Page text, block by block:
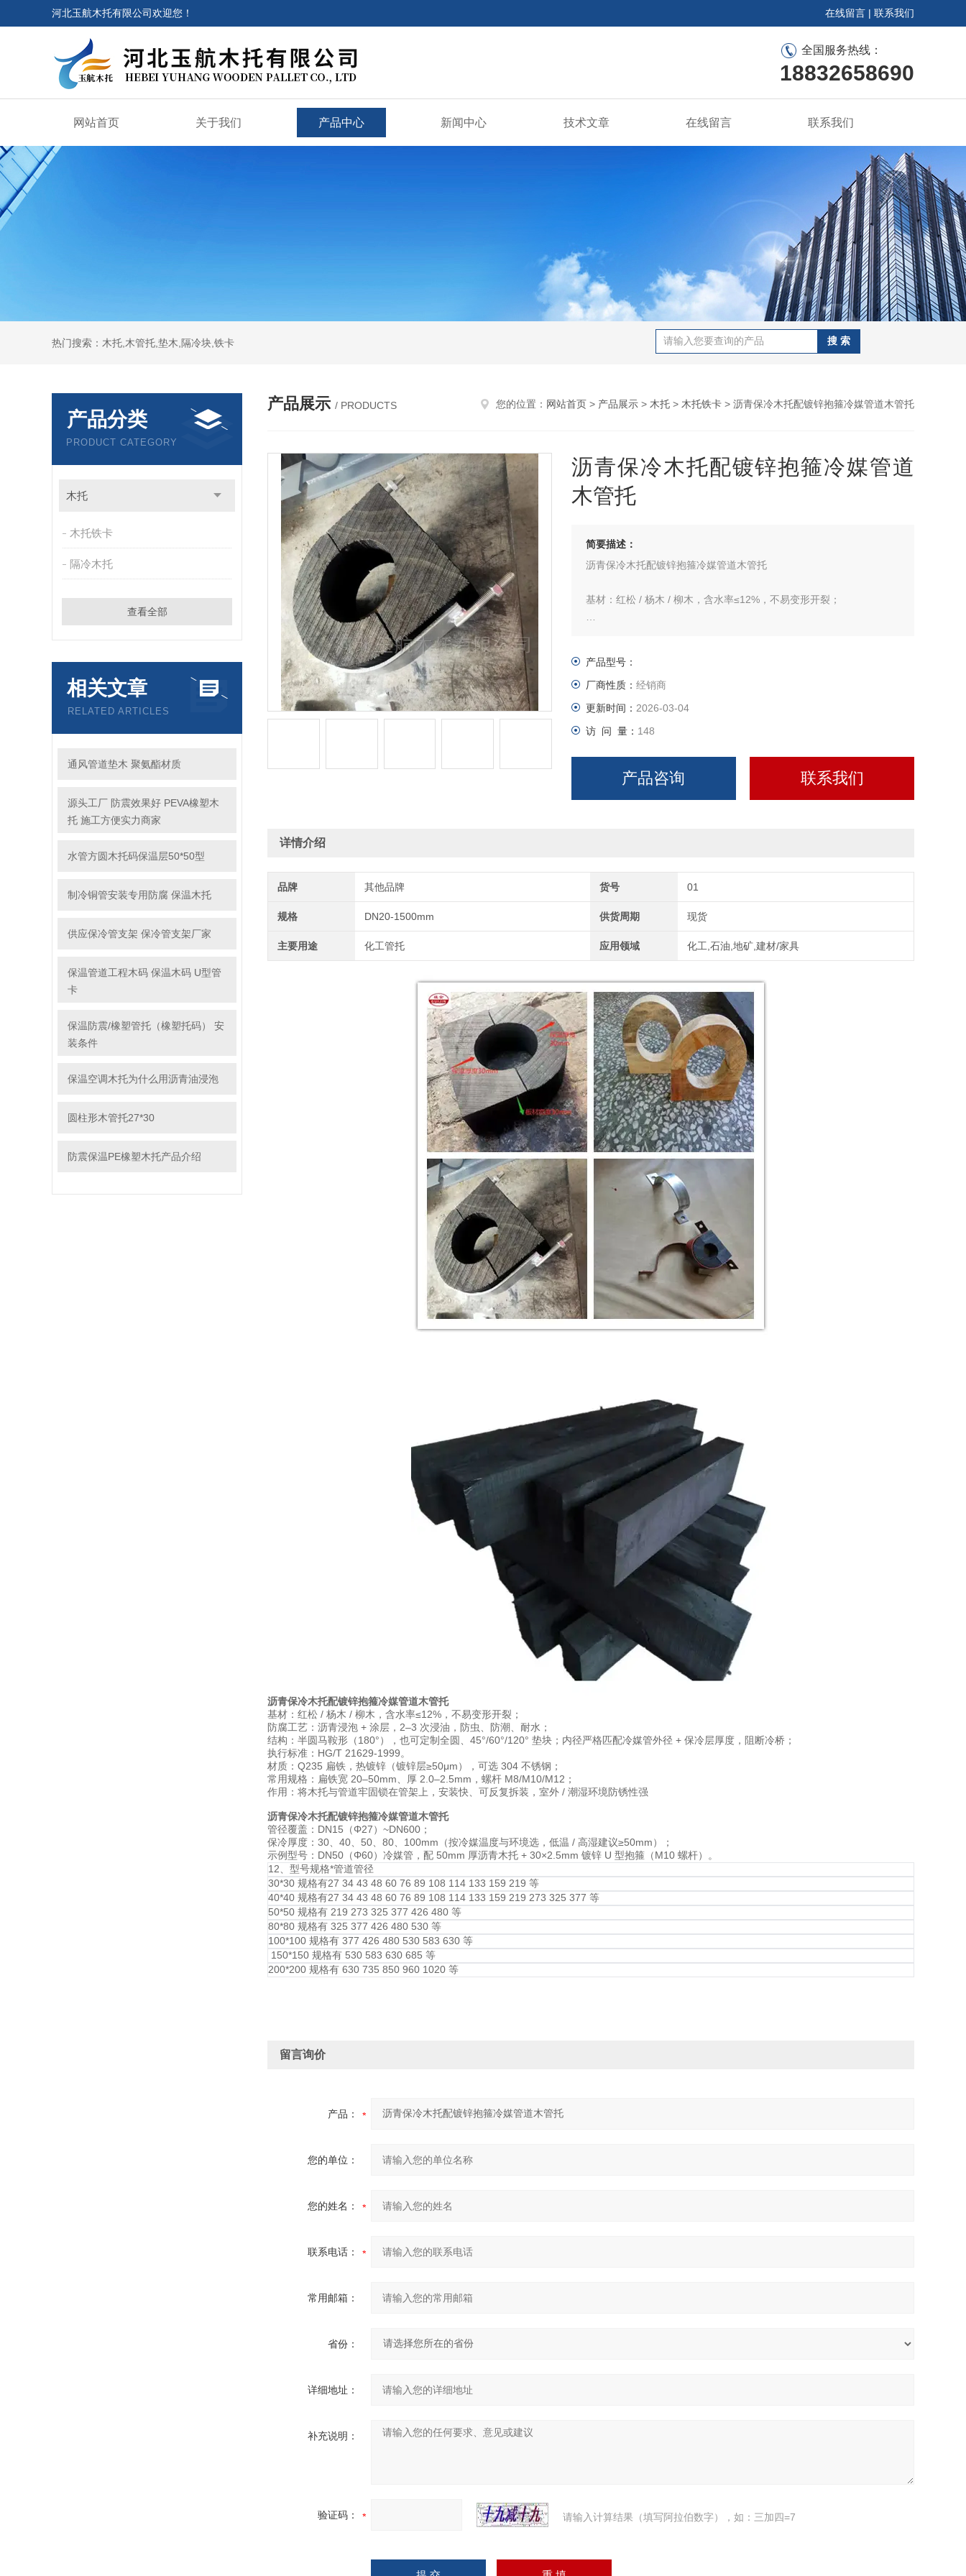
河北玉航木托有限公司欢迎您！ 在线留言 | 联系我们
全国服务热线：
18832658690
网站首页 关于我们 产品中心 新闻中心 技术文章 在线留言 联系我们
热门搜索：木托,木管托,垫木,隔冷块,铁卡
产品分类
PRODUCT CATEGORY
木托
木托铁卡
隔冷木托
查看全部
相关文章
RELATED ARTICLES
通风管道垫木 聚氨酯材质
源头工厂 防震效果好 PEVA橡塑木
托 施工方便实力商家
水管方圆木托码保温层50*50型
制冷铜管安装专用防腐 保温木托
供应保冷管支架 保冷管支架厂家
保温管道工程木码 保温木码 U型管
卡
保温防震/橡塑管托（橡塑托码） 安
装条件
保温空调木托为什么用沥青油浸泡
圆柱形木管托27*30
防震保温PE橡塑木托产品介绍
产品展示 / PRODUCTS 您的位置： 网站首页 > 产品展示 > 木托 > 木托铁卡 > 沥青保冷木托配镀锌抱箍冷媒管道木管托
沥青保冷木托配镀锌抱箍冷媒管道
木管托
简要描述：
沥青保冷木托配镀锌抱箍冷媒管道木管托
基材：红松 / 杨木 / 柳木，含水率≤12%，不易变形开裂；
结构：半圆马鞍形（180°），也可定制全圆、45°/60°/120° 垫块；内
径严格匹配冷媒管外径 + 保冷层厚度，阻断冷桥；
材质：Q235 扁铁，热镀锌（镀锌层≥50μm），
产品型号：
厂商性质： 经销商
更新时间： 2026-03-04
访 问 量： 148
产品咨询 联系我们
详情介绍
品牌 其他品牌 货号 01
规格 DN20-1500mm 供货周期 现货
主要用途 化工管托 应用领域 化工,石油,地矿,建材/家具
沥青保冷木托配镀锌抱箍冷媒管道木管托
基材：红松 / 杨木 / 柳木，含水率≤12%，不易变形开裂；
防腐工艺：沥青浸泡 + 涂层，2–3 次浸油，防虫、防潮、耐水；
结构：半圆马鞍形（180°），也可定制全圆、45°/60°/120° 垫块；内径严格匹配冷媒管外径 + 保冷层厚度，阻断冷桥；
执行标准：HG/T 21629-1999。
材质：Q235 扁铁，热镀锌（镀锌层≥50μm），可选 304 不锈钢；
常用规格：扁铁宽 20–50mm、厚 2.0–2.5mm，螺杆 M8/M10/M12；
作用：将木托与管道牢固锁在管架上，安装快、可反复拆装，室外 / 潮湿环境防锈性强
沥青保冷木托配镀锌抱箍冷媒管道木管托
管径覆盖：DN15（Φ27）~DN600；
保冷厚度：30、40、50、80、100mm（按冷媒温度与环境选，低温 / 高湿建议≥50mm）；
示例型号：DN50（Φ60）冷媒管，配 50mm 厚沥青木托 + 30×2.5mm 镀锌 U 型抱箍（M10 螺杆）。
12、型号规格*管道管径
30*30 规格有27 34 43 48 60 76 89 108 114 133 159 219 等
40*40 规格有27 34 43 48 60 76 89 108 114 133 159 219 273 325 377 等
50*50 规格有 219 273 325 377 426 480 等
80*80 规格有 325 377 426 480 530 等
100*100 规格有 377 426 480 530 583 630 等
150*150 规格有 530 583 630 685 等
200*200 规格有 630 735 850 960 1020 等
留言询价
产品：
您的单位：
您的姓名：
联系电话：
常用邮箱：
省份：
详细地址：
补充说明：
验证码： 请输入计算结果（填写阿拉伯数字），如：三加四=7